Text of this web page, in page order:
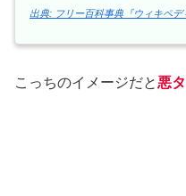
出典: フリー百科事典『ウィキペデ
こっちのイメージだと 悪